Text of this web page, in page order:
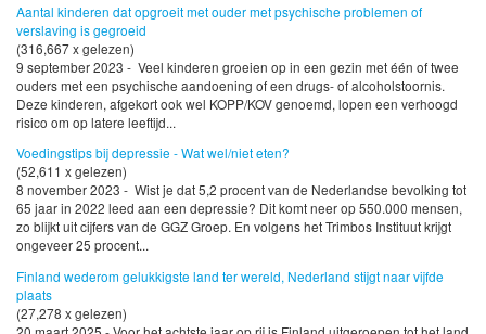
Aantal kinderen dat opgroeit met ouder met psychische problemen of
verslaving is gegroeid
(316,667 x gelezen)
9 september 2023 - Veel kinderen groeien op in een gezin met één of twee
ouders met een psychische aandoening of een drugs- of alcoholstoornis.
Deze kinderen, afgekort ook wel KOPP/KOV genoemd, lopen een verhoogd
risico om op latere leeftijd...
Voedingstips bij depressie - Wat wel/niet eten?
(52,611 x gelezen)
8 november 2023 - Wist je dat 5,2 procent van de Nederlandse bevolking tot
65 jaar in 2022 leed aan een depressie? Dit komt neer op 550.000 mensen,
zo blijkt uit cijfers van de GGZ Groep. En volgens het Trimbos Instituut krijgt
ongeveer 25 procent...
Finland wederom gelukkigste land ter wereld, Nederland stijgt naar vijfde
plaats
(27,278 x gelezen)